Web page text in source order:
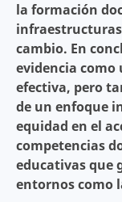
la formación
cambio. En
evidencia como
efectiva, pero
de un enfoque
equidad en el
competencias
educativas que
entornos como